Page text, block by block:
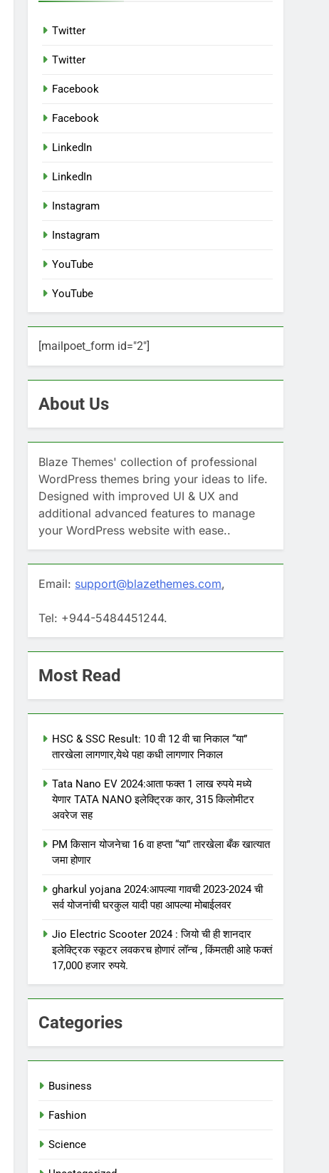
Twitter
Twitter
Facebook
Facebook
LinkedIn
LinkedIn
Instagram
Instagram
YouTube
YouTube
[mailpoet_form id="2"]
About Us
Blaze Themes' collection of professional
WordPress themes bring your ideas to life.
Designed with improved UI & UX and
additional advanced features to manage
your WordPress website with ease..
Email: support@blazethemes.com,
Tel: +944-5484451244.
Most Read
HSC & SSC Result: 10 वी 12 वी चा निकाल “या”
तारखेला लागणार,येथे पहा कधी लागणार निकाल
Tata Nano EV 2024:आता फक्त 1 लाख रुपये मध्ये
येणार TATA NANO इलेक्ट्रिक कार, 315 किलोमीटर
अवरेज सह
PM किसान योजनेचा 16 वा हप्ता “या” तारखेला बँक खात्यात
जमा होणार
gharkul yojana 2024:आपल्या गावची 2023-2024 ची
सर्व योजनांची घरकुल यादी पहा आपल्या मोबाईलवर
Jio Electric Scooter 2024 : जियो ची ही शानदार
इलेक्ट्रिक स्कूटर लवकरच होणारं लॉन्च , किंमतही आहे फक्तं
17,000 हजार रुपये.
Categories
Business
Fashion
Science